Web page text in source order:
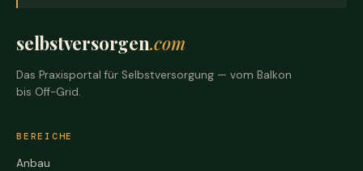
selbstversorgen.com
Das Praxisportal für Selbstversorgung — vom Balkon
bis Off-Grid.
BEREICHE
Anbau